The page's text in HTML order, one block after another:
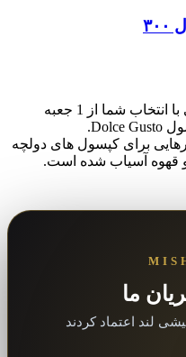
دستگاه قهوه ساز چند کپسولی با انتخاب شما از 1 جعبه
برای کپسول های دولچه
قهوه آسیاب شده است.
ما
لند اعتماد کردند